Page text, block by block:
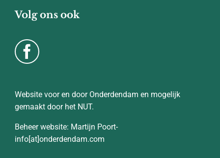
Volg ons ook
Website voor en door Onderdendam en mogelijk
gemaakt door het NUT.
Beheer website: Martijn Poort-
info[at]onderdendam.com